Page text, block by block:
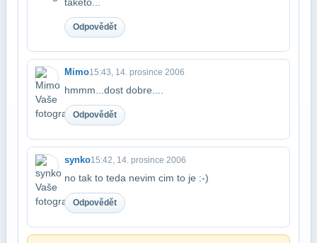
Odpovědět
Mimo15:43, 14. prosince 2006
hmmm...dost dobre....
Odpovědět
synko15:42, 14. prosince 2006
no tak to teda nevim cim to je :-)
Odpovědět